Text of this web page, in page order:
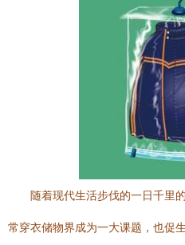
随着现代生活步伐的一日千里
常穿衣储物界成为一大课题，也促